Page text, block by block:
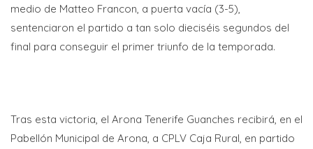
medio de Matteo Francon, a puerta vacía (3-5),
sentenciaron el partido a tan solo dieciséis segundos del
final para conseguir el primer triunfo de la temporada.
Tras esta victoria, el Arona Tenerife Guanches recibirá, en el
Pabellón Municipal de Arona, a CPLV Caja Rural, en partido